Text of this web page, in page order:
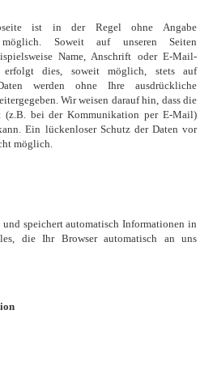
ist in der Regel ohne Angabe
möglich. Soweit auf unseren Seiten
Name, Anschrift oder E-Mail-
erfolgt dies, soweit möglich, stets auf
werden ohne Ihre ausdrückliche
Wir weisen darauf hin, dass die
(z.B. bei der Kommunikation per E-Mail)
Ein lückenloser Schutz der Daten vor
möglich.
speichert automatisch Informationen in
die Ihr Browser automatisch an uns